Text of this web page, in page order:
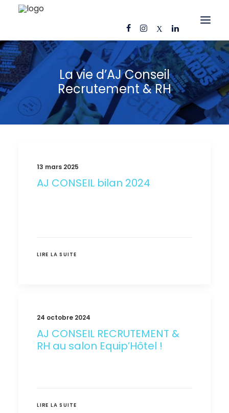
OFFRES D’EMPLOI
CANDIDATS
ENTREPRISES
NOS FICHES MÉTIERS
La vie d’AJ Conseil
Recrutement & RH
13 mars 2025
AJ CONSEIL bilan 2024
LIRE LA SUITE
24 octobre 2024
AJ CONSEIL RECRUTEMENT &
RH au salon Equip’Hôtel !
LIRE LA SUITE